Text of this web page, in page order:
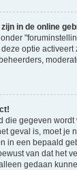
in de online
deze optie
die gegeven
geval is, moet je
in een bepaald
van dat het
gedaan